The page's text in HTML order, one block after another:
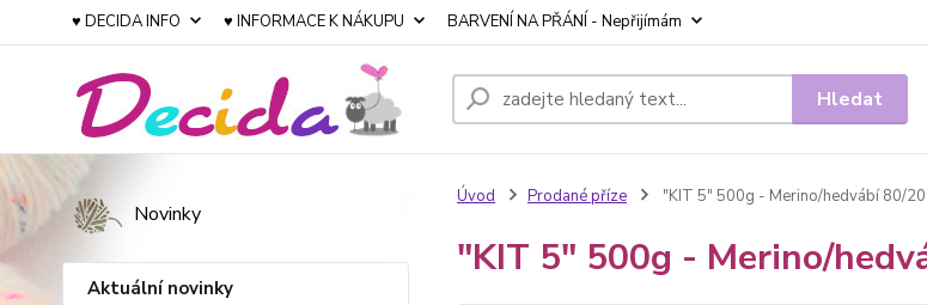
♥ DECIDA INFO ♥ INFORMACE K NÁKUPU BARVENÍ NA PŘÁNÍ - Nepřijímám
Hledat
Novinky
Aktuální novinky
Úvod Prodané příze "KIT 5" 500g - Merino/hedvábí 80/
"KIT 5" 500g - Merino/